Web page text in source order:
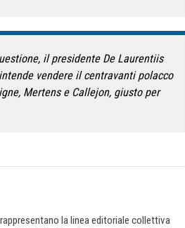
il presidente De Laurentiis
vendere il centravanti polacco
Mertens e Callejon, giusto per
la linea editoriale collettiva